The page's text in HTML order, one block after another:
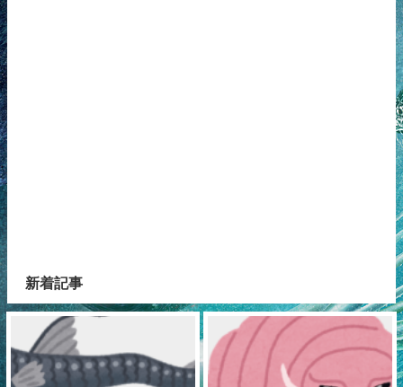
新着記事